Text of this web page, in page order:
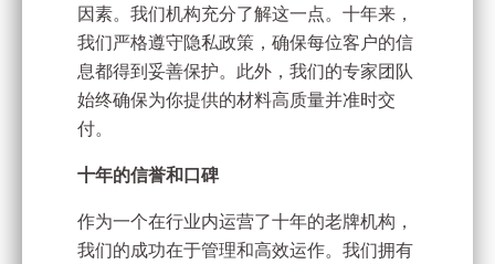
因素。我们机构充分了解这一点。十年来，
我们严格遵守隐私政策，确保每位客户的信
息都得到妥善保护。此外，我们的专家团队
始终确保为你提供的材料高质量并准时交
付。
十年的信誉和口碑
作为一个在行业内运营了十年的老牌机构，
我们的成功在于管理和高效运作。我们拥有